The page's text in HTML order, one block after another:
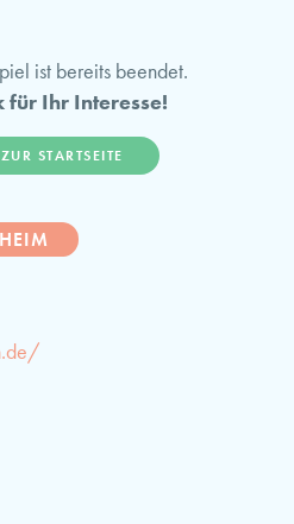
ist bereits beendet.
für Ihr Interesse!
STARTSEITE